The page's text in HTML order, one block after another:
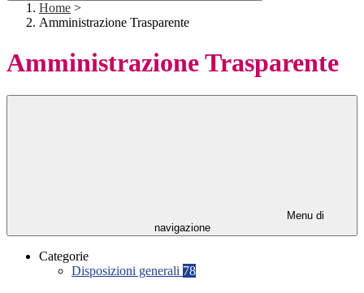
Home >
Amministrazione Trasparente
Amministrazione Trasparente
Menu di
navigazione
Categorie
Disposizioni generali 78